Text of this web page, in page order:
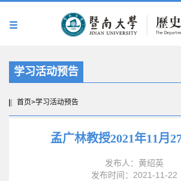
学习活动预告
首页>学习活动预告
孟广林教授2021年11月
发布人：黄绍英
发布时间：2021-11-22